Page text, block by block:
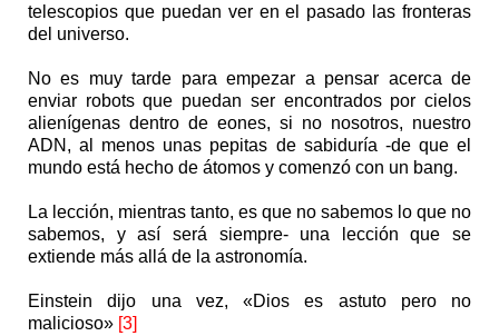
telescopios que puedan ver en el pasado las fronteras
del universo.
No es muy tarde para empezar a pensar acerca de
enviar robots que puedan ser encontrados por cielos
alienígenas dentro de eones, si no nosotros, nuestro
ADN, al menos unas pepitas de sabiduría -de que el
mundo está hecho de átomos y comenzó con un bang.
La lección, mientras tanto, es que no sabemos lo que no
sabemos, y así será siempre- una lección que se
extiende más allá de la astronomía.
Einstein dijo una vez, «Dios es astuto pero no
malicioso» [3]